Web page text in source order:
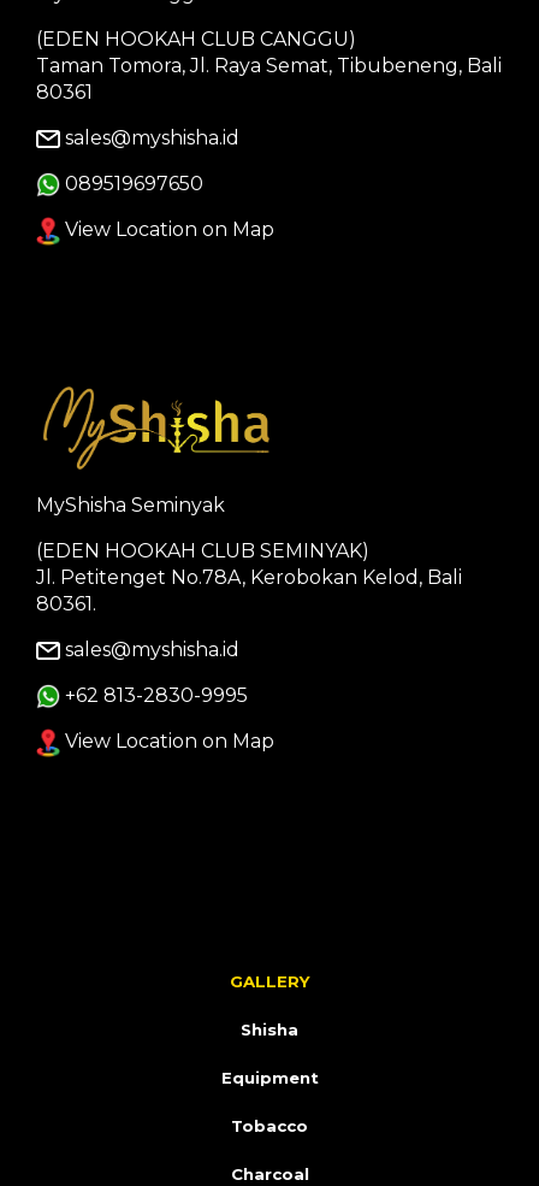
(EDEN HOOKAH CLUB CANGGU)
Taman Tomora, Jl. Raya Semat, Tibubeneng, Bali
80361
sales@myshisha.id
089519697650
View Location on Map
MyShisha Seminyak
(EDEN HOOKAH CLUB SEMINYAK)
Jl. Petitenget No.78A, Kerobokan Kelod, Bali
80361.
sales@myshisha.id
+62 813-2830-9995
View Location on Map
GALLERY
Shisha
Equipment
Tobacco
Charcoal